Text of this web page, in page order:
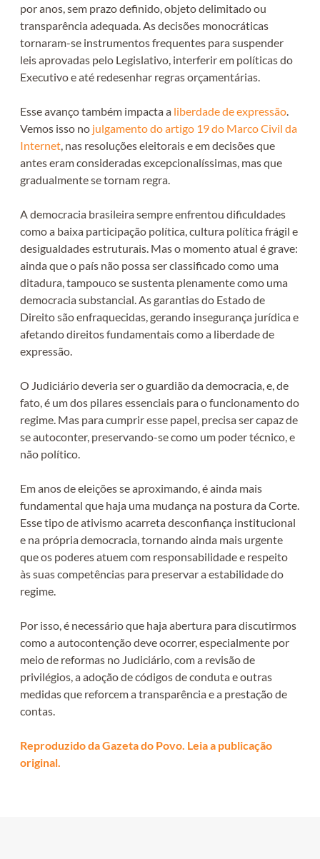
por anos, sem prazo definido, objeto delimitado ou
transparência adequada. As decisões monocráticas
tornaram-se instrumentos frequentes para suspender
leis aprovadas pelo Legislativo, interferir em políticas do
Executivo e até redesenhar regras orçamentárias.
Esse avanço também impacta a liberdade de expressão
Vemos isso no julgamento do artigo 19 do Marco Civil da
Internet , nas resoluções eleitorais e em decisões que
antes eram consideradas excepcionalíssimas, mas que
gradualmente se tornam regra.
A democracia brasileira sempre enfrentou dificuldades
como a baixa participação política, cultura política frágil e
desigualdades estruturais. Mas o momento atual é grave:
ainda que o país não possa ser classificado como uma
ditadura, tampouco se sustenta plenamente como uma
democracia substancial. As garantias do Estado de
Direito são enfraquecidas, gerando insegurança jurídica e
afetando direitos fundamentais como a liberdade de
expressão.
O Judiciário deveria ser o guardião da democracia, e, de
fato, é um dos pilares essenciais para o funcionamento do
regime. Mas para cumprir esse papel, precisa ser capaz de
se autoconter, preservando-se como um poder técnico, e
não político.
Em anos de eleições se aproximando, é ainda mais
fundamental que haja uma mudança na postura da Corte.
Esse tipo de ativismo acarreta desconfiança institucional
e na própria democracia, tornando ainda mais urgente
que os poderes atuem com responsabilidade e respeito
às suas competências para preservar a estabilidade do
regime.
Por isso, é necessário que haja abertura para discutirmos
como a autocontenção deve ocorrer, especialmente por
meio de reformas no Judiciário, com a revisão de
privilégios, a adoção de códigos de conduta e outras
medidas que reforcem a transparência e a prestação de
contas.
Reproduzido da Gazeta do Povo. Leia a publicação
original.